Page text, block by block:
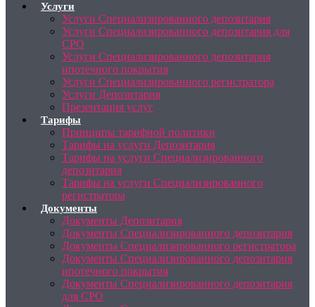
Услуги
Услуги Специализированного депозитария
Услуги Специализированного депозитария для
СРО
Услуги Специализированного депозитария
ипотечного покрытия
Услуги Специализированного регистратора
Услуги Депозитария
Презентация услуг
Тарифы
Принципы тарифной политики
Тарифы на услуги Депозитария
Тарифы на услуги Специализированного
депозитария
Тарифы на услуги Специализированного
регистратора
Документы
Документы Депозитария
Документы Специализированного депозитария
Документы Специализированного регистратора
Документы Специализированного депозитария
ипотечного покрытия
Документы Специализированного депозитария
для СРО